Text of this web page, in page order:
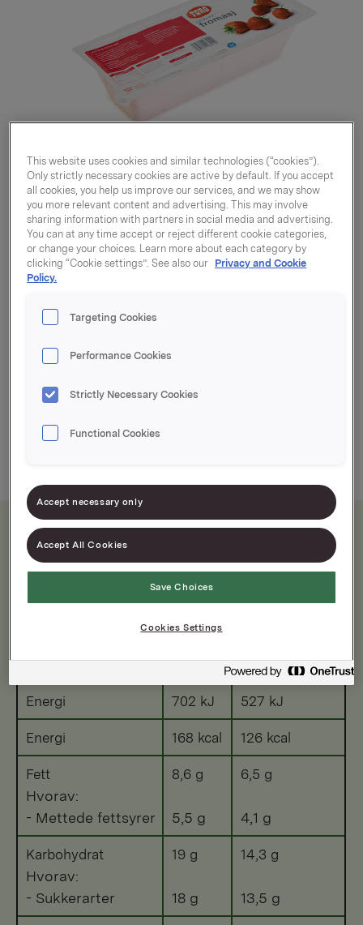
Jordbærfromasj 1,5l
Varenummer: 07037610064149
Næringsinnhold
Etter tilberedning
Per 100 g Per porsjon 75 g
Energi 702 kJ 527 kJ
Energi 168 kcal 126 kcal
Fett
Hvorav:
- Mettede fettsyrer
8,6 g
5,5 g
6,5 g
4,1 g
Karbohydrat
Hvorav:
- Sukkerarter
19 g
18 g
14,3 g
13,5 g
This website uses cookies and similar technologies (“cookies”).
Only strictly necessary cookies are active by default. If you accept
all cookies, you help us improve our services, and we may show
you more relevant content and advertising. This may involve
sharing information with partners in social media and advertising.
You can at any time accept or reject different cookie categories,
or change your choices. Learn more about each category by
clicking “Cookie settings”. See also our Privacy and Cookie
Policy.
Targeting Cookies
Performance Cookies
Strictly Necessary Cookies
Functional Cookies
Accept necessary only
Accept All Cookies
Save Choices
Cookies Settings